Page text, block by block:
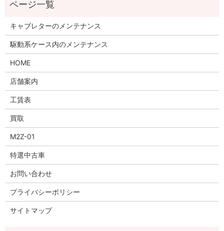
キャブレターのメンテナンス
駆動系ケース内のメンテナンス
HOME
店舗案内
工賃表
買取
M2Z-01
特選中古車
お問い合わせ
プライバシーポリシー
サイトマップ